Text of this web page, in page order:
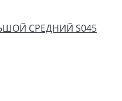
СРЕДНИЙ S045